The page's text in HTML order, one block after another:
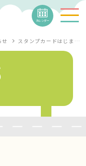
カレンダー
せ スタンプカードはじま…